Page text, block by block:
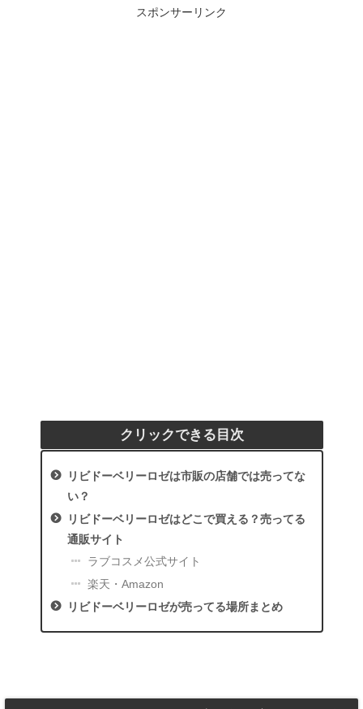
スポンサーリンク
クリックできる目次
リビドーベリーロゼは市販の店舗では売ってな
い？
リビドーベリーロゼはどこで買える？売ってる
通販サイト
ラブコスメ公式サイト
楽天・Amazon
リビドーベリーロゼが売ってる場所まとめ